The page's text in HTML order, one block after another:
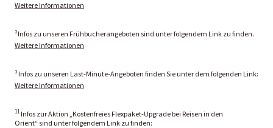
Weitere Informationen
²Infos zu unseren Frühbucherangeboten sind unter folgendem Link zu finden.
Weitere Informationen
³ Infos zu unseren Last-Minute-Angeboten finden Sie unter dem folgenden Link:
Weitere Informationen
11 Infos zur Aktion „Kostenfreies Flexpaket-Upgrade bei Reisen in den
Orient“ sind unter folgendem Link zu finden: